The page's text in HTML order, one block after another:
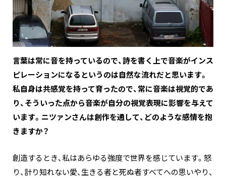
―――言葉は常に音を持っているので、詩を書く上で音楽がインス
ピレーションになるというのは自然な流れだと思います。
私自身は共感覚を持って育ったので、常に音楽は視覚的であ
り、そういった点から音楽が自分の視覚表現に影響を与えて
います。ニツァンさんは創作を通して、どのような感情を抱
きますか？
創造するとき、私はあらゆる強度で世界を感じています。怒
り、計り知れない愛、生きる者と死ぬ者すべてへの思いやり、